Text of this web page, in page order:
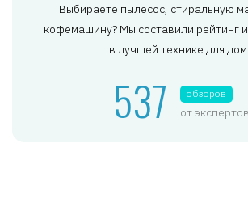
Выбираете пылесос, стиральную
кофемашину? Мы составили рейтинг
в лучшей технике для
537 обзоров
от экспертов